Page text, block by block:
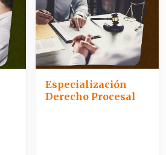
Especialización
Derecho Procesal